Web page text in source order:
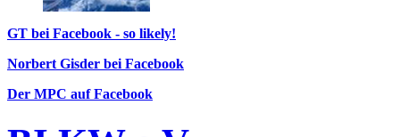
GT bei Facebook - so likely!
Norbert Gisder bei Facebook
Der MPC auf Facebook